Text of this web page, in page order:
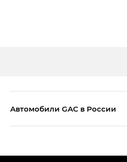
Aвтомобили GAC в России
Эс Икс ПРЕМИУМ — SX